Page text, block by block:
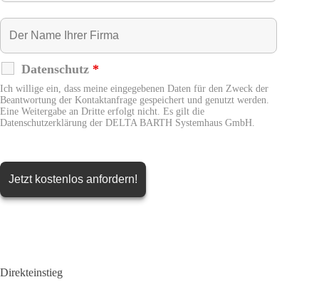
Datenschutz *
Ich willige ein, dass meine eingegebenen Daten für den Zweck der
Beantwortung der Kontaktanfrage gespeichert und genutzt werden.
Eine Weitergabe an Dritte erfolgt nicht. Es gilt die
Datenschutzerklärung der DELTA BARTH Systemhaus GmbH.
Direkteinstieg